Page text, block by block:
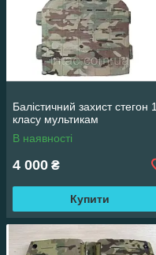
Балістичний захист стегон 1
класу мультикам
В наявності
4 000 ₴
Купити